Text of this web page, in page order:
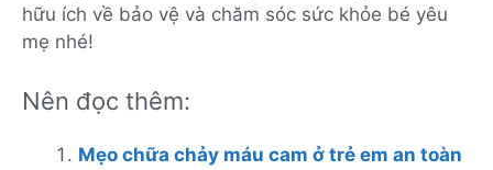
hữu ích về bảo vệ và chăm sóc sức khỏe bé yêu
mẹ nhé!
Nên đọc thêm:
Mẹo chữa chảy máu cam ở trẻ em an toàn